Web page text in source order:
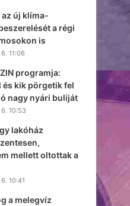
új klíma-
a régi
is
11:06
programja:
és kik pörgetik fel
nagy nyári buliját
10:53
lakóház
mellett oltottak a
10:41
a melegvíz